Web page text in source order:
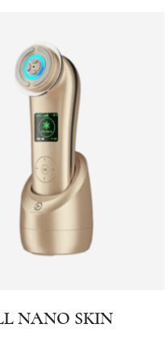
LL NANO SKIN